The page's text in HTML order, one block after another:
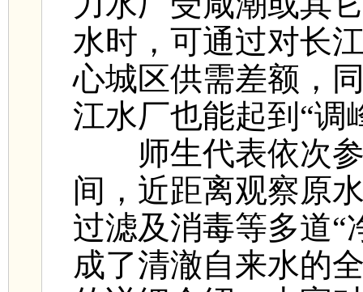
水时，可通过对长
心城区供需差额，
江水厂也能起到“调
师生代表依次参
间，近距离观察原
过滤及消毒等多道“
成了清澈自来水的